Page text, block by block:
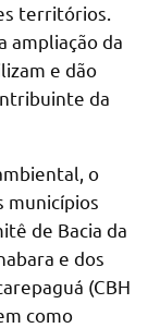
territórios.
ampliação da
e dão
da
o
municípios
de Bacia da
e dos
(CBH
como